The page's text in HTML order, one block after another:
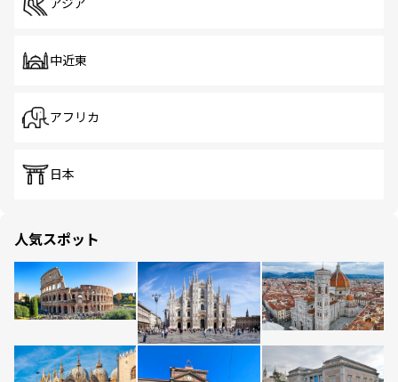
アジア
中近東
アフリカ
日本
人気スポット